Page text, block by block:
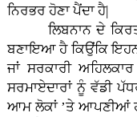
ਨਿਰਭਰ ਹੋਣਾ ਪੈਂਦਾ ਹੈ|
ਲਿਬਨਾਨ ਦੇ ਕਿਰਤੀ
ਬਣਾਇਆ ਹੈ ਕਿਉਂਕਿ
ਜਾਂ ਸਰਕਾਰੀ
ਸਰਮਾਏਦਾਰਾਂ ਨੂੰ ਵੱਡੀ
ਆਮ ਲੋਕਾਂ ’ਤੇ ਆਪਣੀਆਂ